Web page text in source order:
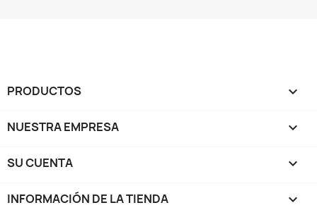
PRODUCTOS 
NUESTRA EMPRESA 
SU CUENTA 
INFORMACIÓN DE LA TIENDA keyboard_arrow_down